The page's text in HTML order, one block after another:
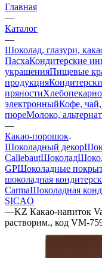
Главная
—
Каталог
—
Шоколад, глазури,
ПасхаКондитерские
украшенияПищевые
продукция
пряности
электронныйКофе,
пюреМолоко,
—
Какао-порошок
Шоколадный декор
CallebautШоколад
GPШоколадные
шоколадная
CarmaШоколадная
SICAO
—KZ Какао-напиток
растворим., код VM-